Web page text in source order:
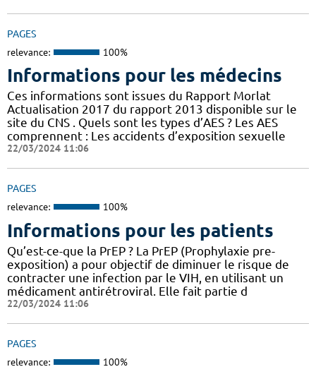
PAGES
relevance: 100%
Informations pour les médecins
Ces informations sont issues du Rapport Morlat
Actualisation 2017 du rapport 2013 disponible sur le
site du CNS . Quels sont les types d’AES ? Les AES
comprennent : Les accidents d’exposition sexuelle
22/03/2024 11:06
PAGES
relevance: 100%
Informations pour les patients
Qu’est-ce-que la PrEP ? La PrEP (Prophylaxie pre-
exposition) a pour objectif de diminuer le risque de
contracter une infection par le VIH, en utilisant un
médicament antirétroviral. Elle fait partie d
22/03/2024 11:06
PAGES
relevance: 100%